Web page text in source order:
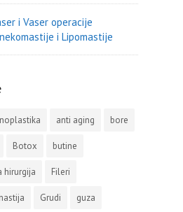
i Vaser operacije
i Lipomastije
anti aging bore
Botox butine
hirurgija Fileri
Grudi guza